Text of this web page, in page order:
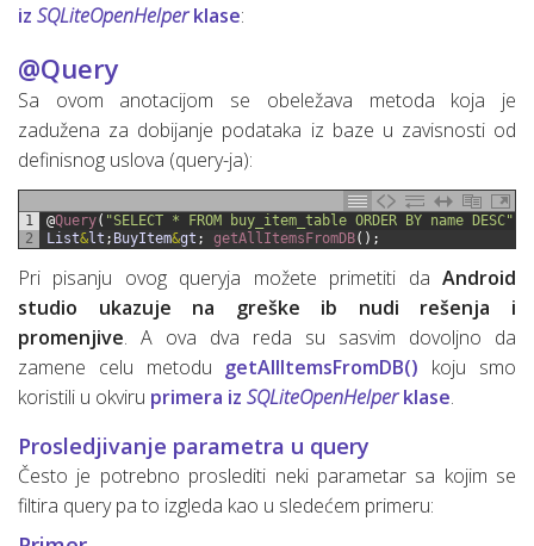
iz SQLiteOpenHelperklase:
@Query
Sa ovom anotacijom se obeležava metoda koja je
zadužena za dobijanje podataka iz baze u zavisnosti od
definisnog uslova (query-ja):
1
2
@Query( "SELECT * FROM buy_item_table ORDER BY name DESC"
List&lt ; BuyItem&gt ; getAllItemsFromDB( ) ;
Pri pisanju ovog queryja možete primetiti da Android
studio ukazuje na greške ib nudi rešenja i
promenjive. A ova dva reda su sasvim dovoljno da
zamene celu metodu getAllItemsFromDB() koju smo
koristili u okviru primera iz SQLiteOpenHelperklase.
Prosledjivanje parametra u query
Često je potrebno proslediti neki parametar sa kojim se
filtira query pa to izgleda kao u sledećem primeru: